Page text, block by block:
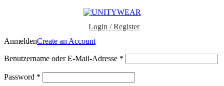
Login / Register
AnmeldenCreate an Account
Benutzername oder E-Mail-Adresse *
Password *